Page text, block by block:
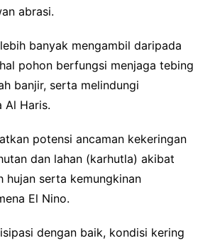
abrasi.
banyak mengambil daripada
pohon berfungsi menjaga tebing
banjir, serta melindungi
Al Haris.
potensi ancaman kekeringan
dan lahan (karhutla) akibat
hujan serta kemungkinan
El Nino.
dengan baik, kondisi kering